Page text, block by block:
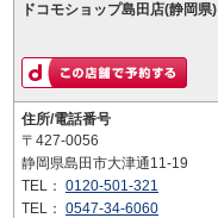
ドコモショップ島田店(静岡県)
住所/電話番号
〒427-0056
静岡県島田市大津通11-19
TEL： 0120-501-321
TEL： 0547-34-6060